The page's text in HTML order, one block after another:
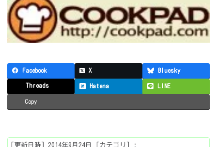
Facebook X Bluesky
Threads Hatena LINE
Copy
[更新日時] 2014年9月24日 [カテゴリ] :